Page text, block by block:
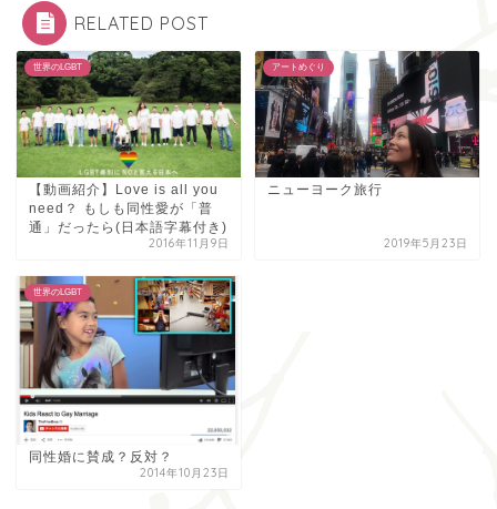
RELATED POST
世界のLGBT
【動画紹介】Love is all you
need？ もしも同性愛が「普
通」だったら(日本語字幕付き)
2016年11月9日
アートめぐり
ニューヨーク旅行
2019年5月23日
世界のLGBT
同性婚に賛成？反対？
2014年10月23日